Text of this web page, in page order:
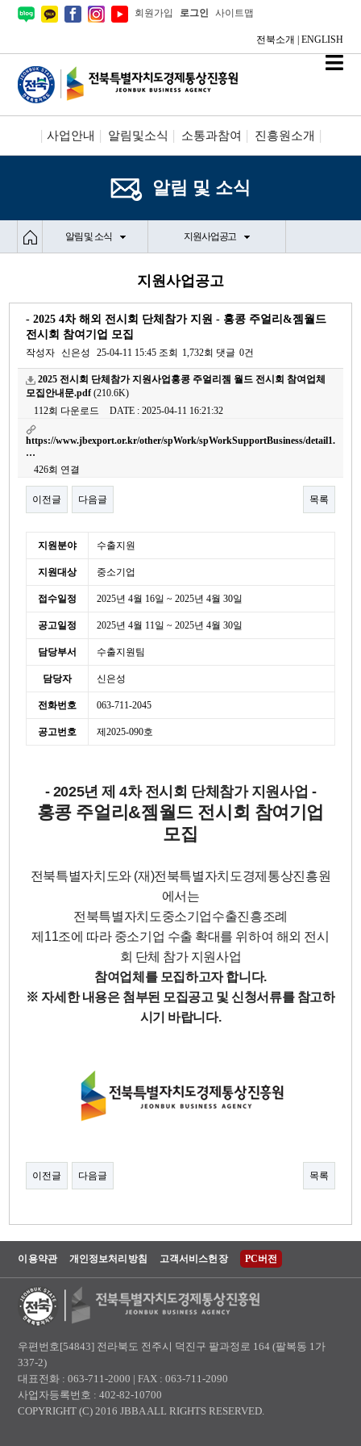
회원가입 로그인 사이트맵
전북소개 ENGLISH
사업안내 알림및소식 소통과참여 진흥원소개
알림 및 소식
알림 및 소식 지원사업공고
지원사업공고
- 2025 4차 해외 전시회 단체참가 지원 - 홍콩 주얼리&젬월드
전시회 참여기업 모집
작성자 신은성 25-04-11 15:45 조회 1,732회 댓글 0건
2025 전시회 단체참가 지원사업홍콩 주얼리젬 월드 전시회 참여업체
모집안내문.pdf(210.6K)
112회 다운로드
DATE : 2025-04-11 16:21:32
https://www.jbexport.or.kr/other/spWork/spWorkSupportBusiness/detail1.
…
426회 연결
이전글 다음글 목록
본문
지원분야 수출지원
지원대상 중소기업
접수일정 2025년 4월 16일 ~ 2025년 4월 30일
공고일정 2025년 4월 11일 ~ 2025년 4월 30일
담당부서 수출지원팀
담당자 신은성
전화번호 063-711-2045
공고번호 제2025-090호
- 2025년 제 4차 전시회 단체참가 지원사업 -
홍콩 주얼리&젬월드 전시회 참여기업
모집
전북특별자치도와 (재)전북특별자치도경제통상진흥원
에서는
전북특별자치도중소기업수출진흥조례
제11조에 따라 중소기업 수출 확대를 위하여 해외 전시
회 단체 참가 지원사업
참여업체를 모집하고자 합니다.
※ 자세한 내용은 첨부된 모집공고 및 신청서류를 참고하
시기 바랍니다.
이전글 다음글 목록
이용약관 개인정보처리방침 고객서비스헌장 PC버전
우편번호[54843] 전라북도 전주시 덕진구 팔과정로 164 (팔복동 1가
337-2)
대표전화 : 063-711-2000 | FAX : 063-711-2090
사업자등록번호 : 402-82-10700
COPYRIGHT (C) 2016 JBBA ALL RIGHTS RESERVED.